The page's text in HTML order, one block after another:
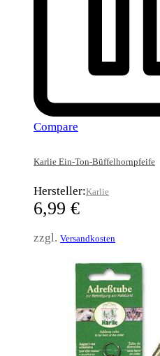
Compare
Karlie Ein-Ton-Büffelhornpfeife
Hersteller:Karlie
6,99 €
zzgl. Versandkosten